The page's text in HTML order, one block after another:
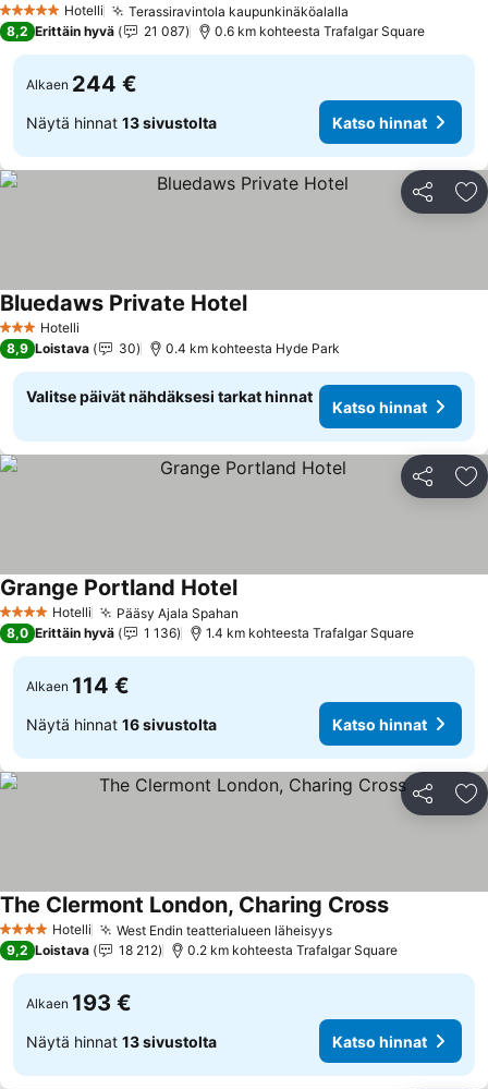
5 Tähtiluokitus
Hotelli Terassiravintola kaupunkinäköalalla
8,2 Erittäin hyvä 21 087 0.6 km kohteesta Trafalgar Square
Alkaen 244 €
Näytä hinnat 13 sivustolta Katso hinnat
Jaa
3 Tähtiluokitus
Hotelli
Bluedaws Private HotelKatso hinnat
8,9 Loistava 30 0.4 km kohteesta Hyde Park
Valitse päivät nähdäksesi tarkat hinnat
Katso hinnat
Jaa
4 Tähtiluokitus
Hotelli Pääsy Ajala Spahan
Grange Portland HotelKatso hinnat
8,0 Erittäin hyvä 1 136 1.4 km kohteesta Trafalgar Square
Alkaen 114 €
Näytä hinnat 16 sivustolta Katso hinnat
Jaa
4 Tähtiluokitus
Hotelli West Endin teatterialueen läheisyysKatso hinnat
The Clermont London, Charing CrossKatso
9,2 Loistava 18 212 0.2 km kohteesta Trafalgar Square
Alkaen 193 €
Näytä hinnat 13 sivustolta Katso hinnat